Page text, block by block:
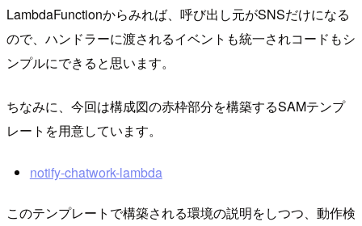
LambdaFunctionからみれば、呼び出し元がSNSだけになる
ので、ハンドラーに渡されるイベントも統一されコードもシ
ンプルにできると思います。
ちなみに、今回は構成図の赤枠部分を構築するSAMテンプ
レートを用意しています。
notify-chatwork-lambda
このテンプレートで構築される環境の説明をしつつ、動作検